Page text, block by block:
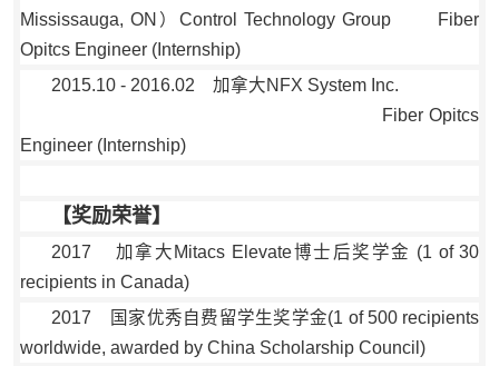
Mississauga, ON）Control Technology Group Fiber
Opitcs Engineer (Internship)
2015.10 - 2016.02 加拿大NFX System Inc.
Fiber Opitcs
Engineer (Internship)
【奖励荣誉】
2017 加拿大Mitacs Elevate博士后奖学金 (1 of 30
recipients in Canada)
2017 国家优秀自费留学生奖学金(1 of 500 recipients
worldwide, awarded by China Scholarship Council)